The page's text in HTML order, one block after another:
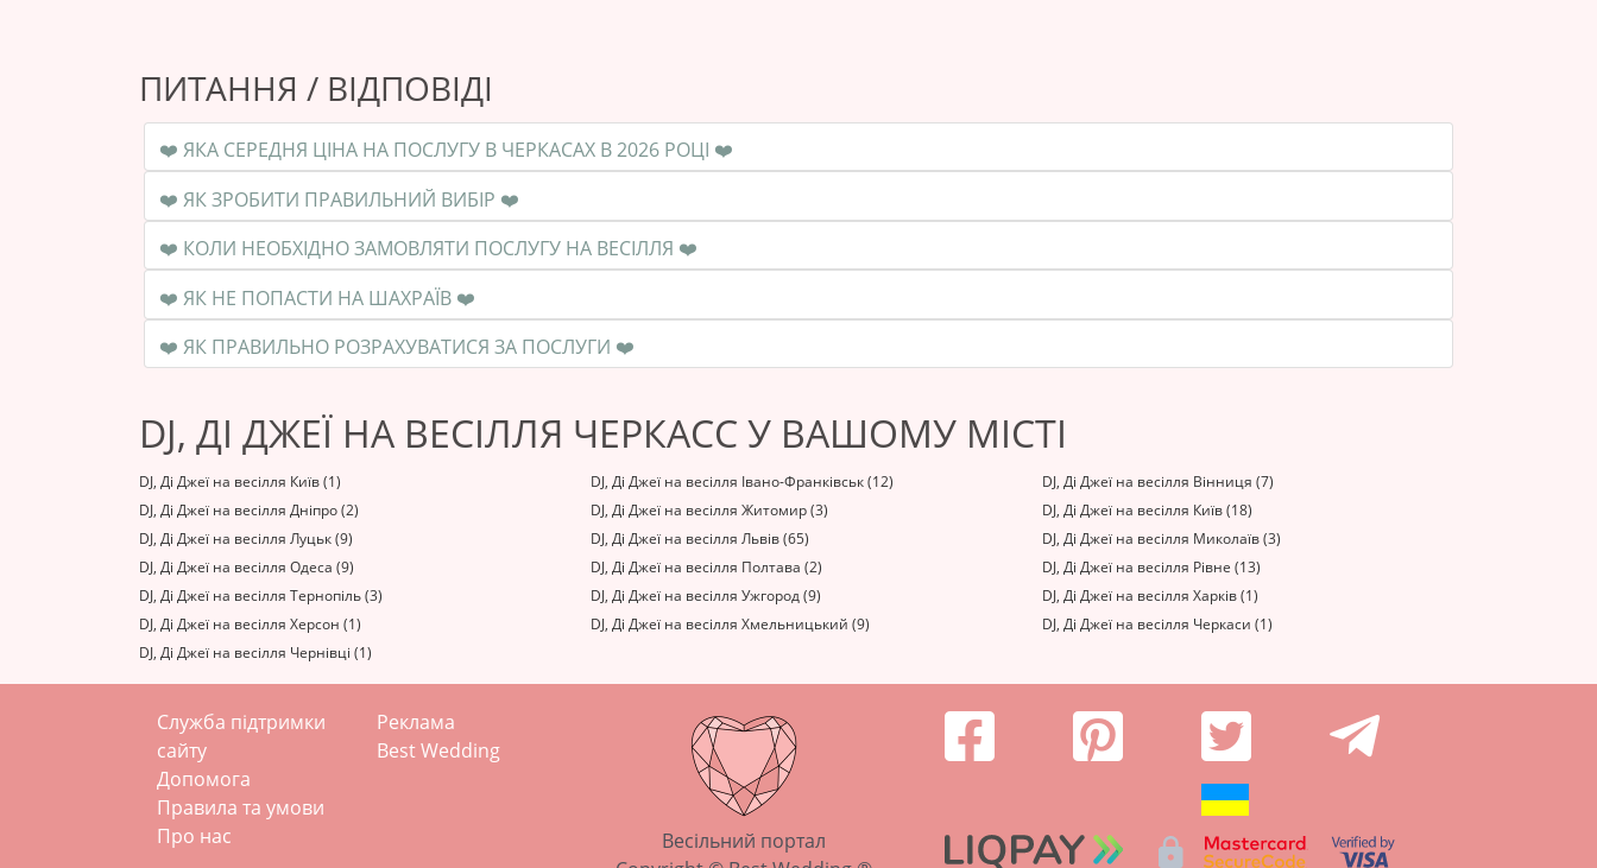
ПИТАННЯ / ВІДПОВІДІ
❤️ ЯКА СЕРЕДНЯ ЦІНА НА ПОСЛУГУ В ЧЕРКАСАХ В 2026 РОЦІ ❤️
❤️ ЯК ЗРОБИТИ ПРАВИЛЬНИЙ ВИБІР ❤️
❤️ КОЛИ НЕОБХІДНО ЗАМОВЛЯТИ ПОСЛУГУ НА ВЕСІЛЛЯ ❤️
❤️ ЯК НЕ ПОПАСТИ НА ШАХРАЇВ ❤️
❤️ ЯК ПРАВИЛЬНО РОЗРАХУВАТИСЯ ЗА ПОСЛУГИ ❤️
DJ, ДІ ДЖЕЇ НА ВЕСІЛЛЯ ЧЕРКАСС У ВАШОМУ МІСТІ
DJ, Ді Джеї на весілля Київ (1) DJ, Ді Джеї на весілля Івано-Франківськ (12)
DJ, Ді Джеї на весілля Вінниця (7)
DJ, Ді Джеї на весілля Дніпро (2)
DJ, Ді Джеї на весілля Житомир (3)
DJ, Ді Джеї на весілля Київ (18)
DJ, Ді Джеї на весілля Луцьк (9)
DJ, Ді Джеї на весілля Львів (65)
DJ, Ді Джеї на весілля Миколаїв (3)
DJ, Ді Джеї на весілля Одеса (9)
DJ, Ді Джеї на весілля Полтава (2)
DJ, Ді Джеї на весілля Рівне (13)
DJ, Ді Джеї на весілля Тернопіль (3)
DJ, Ді Джеї на весілля Ужгород (9)
DJ, Ді Джеї на весілля Харків (1)
DJ, Ді Джеї на весілля Херсон (1)
DJ, Ді Джеї на весілля Хмельницький (9)
DJ, Ді Джеї на весілля Черкаси (1)
DJ, Ді Джеї на весілля Чернівці (1)
Служба підтримки
сайту
Допомога
Правила та умови
Про нас
Реклама
Best Wedding
Весільний портал